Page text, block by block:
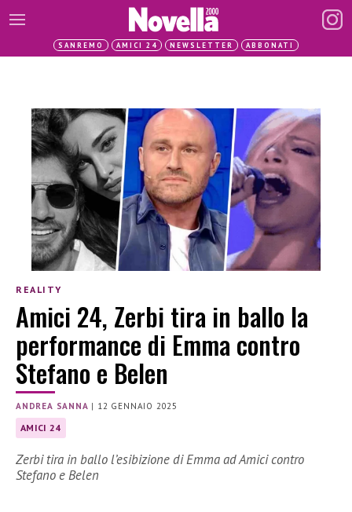
SANREMO AMICI 24 NEWSLETTER ABBONATI
REALITY
Amici 24, Zerbi tira in ballo la
performance di Emma contro
Stefano e Belen
ANDREA SANNA | 12 GENNAIO 2025
AMICI 24
Zerbi tira in ballo l’esibizione di Emma ad Amici contro
Stefano e Belen